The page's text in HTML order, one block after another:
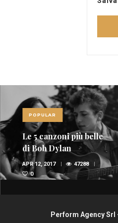
POPULAR
Le 10 canzoni più sexy
di sempre
FEB 6, 2017 36947 1
Perform Agency Srl